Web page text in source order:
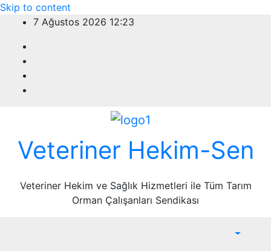
Skip to content
7 Ağustos 2026 12:23
Veteriner Hekim-Sen
Veteriner Hekim ve Sağlık Hizmetleri ile Tüm Tarım
Orman Çalışanları Sendikası